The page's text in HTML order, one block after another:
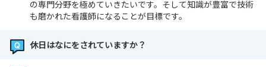
の専門分野を極めていきたいです。そして知識が豊富で技術
も磨かれた看護師になることが目標です。
休日はなにをされていますか？